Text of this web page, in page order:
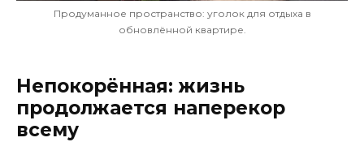
Продуманное пространство: уголок для отдыха в
обновлённой квартире.
Непокорённая: жизнь
продолжается наперекор
всему